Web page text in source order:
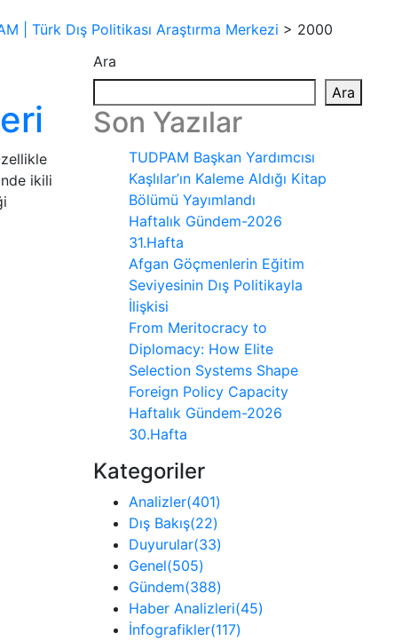
| Türk Dış Politikası Araştırma Merkezi > 2000
ikili
Ara
Ara
Son Yazılar
TUDPAM Başkan Yardımcısı
Kaşlılar’ın Kaleme Aldığı Kitap
Bölümü Yayımlandı
Haftalık Gündem-2026
31.Hafta
Afgan Göçmenlerin Eğitim
Seviyesinin Dış Politikayla
İlişkisi
From Meritocracy to
Diplomacy: How Elite
Selection Systems Shape
Foreign Policy Capacity
Haftalık Gündem-2026
30.Hafta
Kategoriler
Analizler(401)
Dış Bakış(22)
Duyurular(33)
Genel(505)
Gündem(388)
Haber Analizleri(45)
İnfografikler(117)